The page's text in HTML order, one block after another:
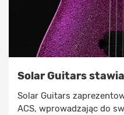
Solar Guitars
Solar Guitars
ACS, wprowadzając do